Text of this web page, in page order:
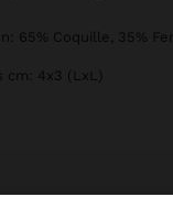
65% Coquille, 35% Fer
cm: 4x3 (LxL)